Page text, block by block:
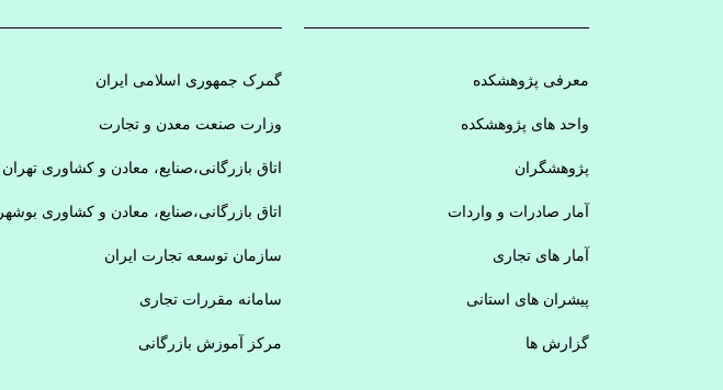
معرفی پژوهشکده
واحد های پژوهشکده
پژوهشگران
آمار صادرات و واردات
آمار های تجاری
پیشران های استانی
گزارش ها
گمرک جمهوری اسلامی ایران
وزارت صنعت معدن و تجارت
اتاق بازرگانی،صنایع، معادن و کشاوری تهران
اتاق بازرگانی،صنایع، معادن و کشاوری بوشهر
سازمان توسعه تجارت ایران
سامانه مقررات تجاری
مرکز آموزش بازرگانی